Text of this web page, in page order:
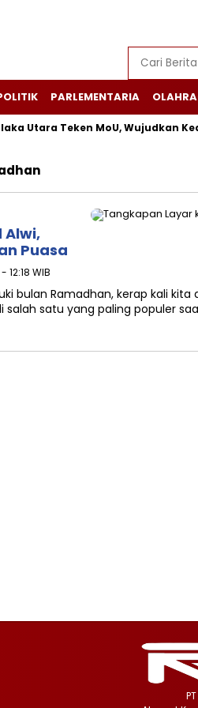
PARLEMENTARIA
Utara Teken MoU, Wujudkan
Alwi,
Puasa
12:18 WIB
bulan Ramadhan, kerap kali
salah satu yang paling populer